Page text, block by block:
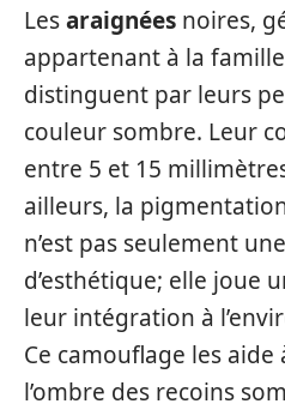
Lesaraignées noires,
appartenant à la
distinguent par leurs
couleur sombre. Leur
entre 5 et 15
ailleurs, la
n’est pas seulement
d’esthétique; elle joue
leur intégration à
Ce camouflage les
l’ombre des recoins